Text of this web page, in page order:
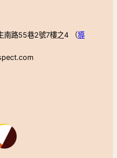
南路55巷2號7樓之4 （導